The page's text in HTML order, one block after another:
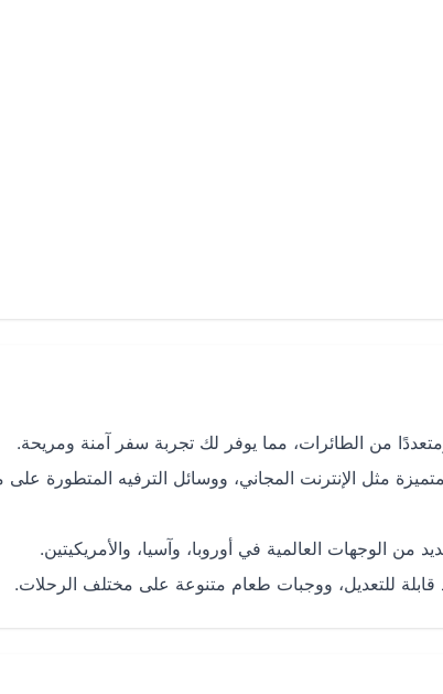
من الطائرات، مما يوفر لك تجربة سفر آمنة ومريحة.
مثل الإنترنت المجاني، ووسائل الترفيه المتطورة على
الوجهات العالمية في أوروبا، وآسيا، والأمريكيتين.
للتعديل، ووجبات طعام متنوعة على مختلف الرحلات.